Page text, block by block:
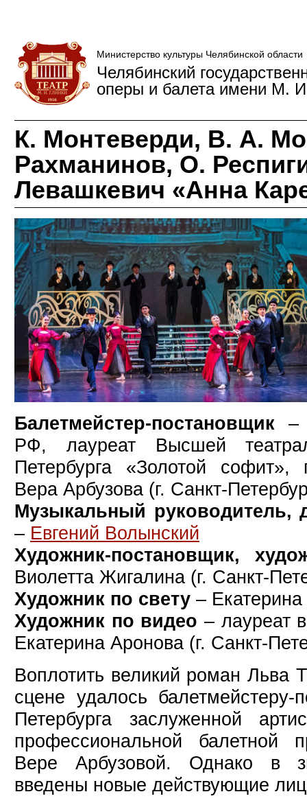
Министерство культуры Челябинской области
Челябинский
оперы и балета имени М.
К. Монтеверди, В. А.
Рахманинов, О.
Левашкевич «Анна
Балетмейстер-постановщик –
РФ, лауреат Высшей
Петербурга «Золотой
Вера Арбузова (г. Санкт-
Музыкальный руководитель,
– Евгений Волынский
Художник-постановщик,
Виолетта Жигалина (г. Санкт-
Художник по свету –
Художник по видео – лауреат
Екатерина Аронова (г. Санкт-
Воплотить великий роман Льва
сцене удалось балетмейстеру-
Петербурга заслуженной
профессиональной
Вере Арбузовой. Однако в
введены новые действующие